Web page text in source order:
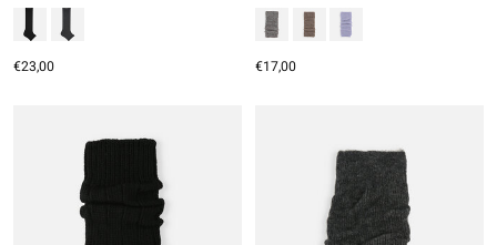
€23,00 €17,00